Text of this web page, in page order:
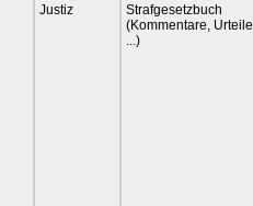
Justiz
Strafgesetzbuch
(Kommentare, Urteile
...)